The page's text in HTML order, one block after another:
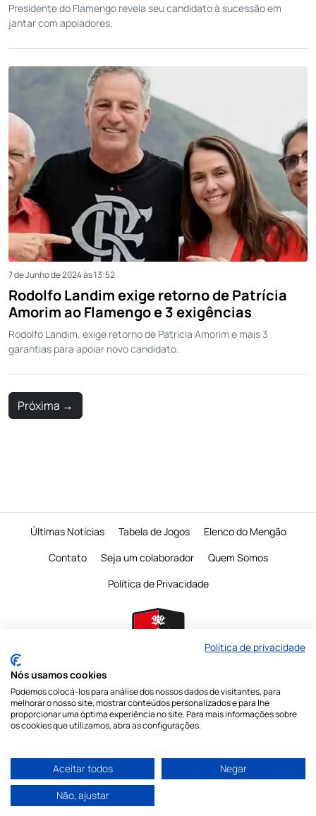
Presidente do Flamengo revela seu candidato à sucessão em
jantar com apoiadores.
7 de Junho de 2024 às 13:52
Rodolfo Landim exige retorno de Patrícia
Amorim ao Flamengo e 3 exigências
Rodolfo Landim, exige retorno de Patrícia Amorim e mais 3
garantias para apoiar novo candidato.
Próxima →
Últimas Notícias Tabela de Jogos
Elenco do Mengão
Contato
Seja um colaborador
Quem Somos
Política de Privacidade
É proibido a reprodução do conteudo desta página em qualquer meio de
comunicação,eletronico ou impresso, sem autorização escrita do Mengo
Mania
Política de privacidade
Nós usamos cookies
Podemos colocá-los para análise dos nossos dados de visitantes, para
melhorar o nosso site, mostrar conteúdos personalizados e para lhe
proporcionar uma óptima experiência no site. Para mais informações sobre
os cookies que utilizamos, abra as configurações.
Aceitar todos
Negar
Não, ajustar